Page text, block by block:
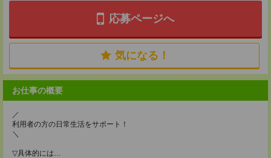
応募ページへ
気になる！
お仕事の概要
／
利用者の方の日常生活をサポート！
＼
▽具体的には…